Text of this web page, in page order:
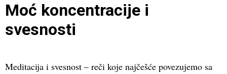
Moć koncentracije i
svesnosti
Meditacija i svesnost – reči koje najčešće povezujemo sa